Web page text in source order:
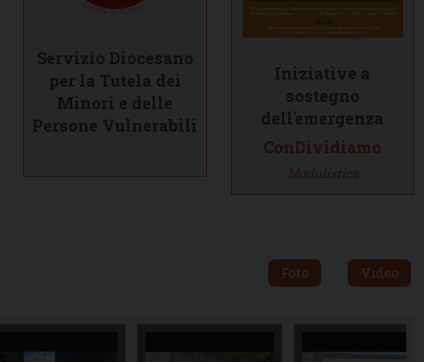
Servizio Diocesano
per la Tutela dei
Minori e delle
Persone Vulnerabili
Iniziative a
sostegno
dell'emergenza
ConDividiamo
Modulistica
Foto Video